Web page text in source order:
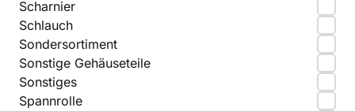
Scharnier
Schlauch
Sondersortiment
Sonstige Gehäuseteile
Sonstiges
Spannrolle